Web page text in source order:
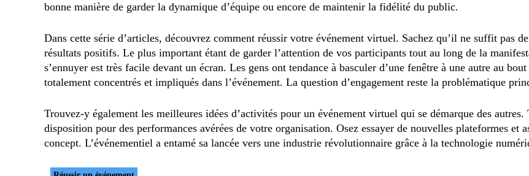
bonne manière de garder la dynamique d’équipe ou encore de maintenir la fidélité du public.
Dans cette série d’articles, découvrez comment réussir votre événement virtuel. Sachez qu’il ne suffit pas
résultats positifs. Le plus important étant de garder l’attention de vos participants tout au long de la
s’ennuyer est très facile devant un écran. Les gens ont tendance à basculer d’une fenêtre à une autre au
totalement concentrés et impliqués dans l’événement. La question d’engagement reste la problématique
Trouvez-y également les meilleures idées d’activités pour un événement virtuel qui se démarque des
disposition pour des performances avérées de votre organisation. Osez essayer de nouvelles plateformes et
concept. L’événementiel a entamé sa lancée vers une industrie révolutionnaire grâce à la technologie